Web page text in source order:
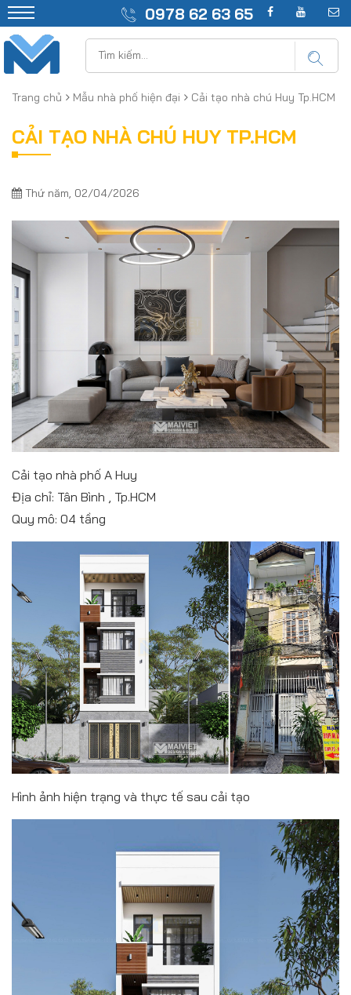
0978 62 63 65
Trang chủ Mẫu nhà phố hiện đại Cải tạo nhà chú Huy Tp.HCM
CẢI TẠO NHÀ CHÚ HUY TP.HCM
Thứ năm, 02/04/2026
Cải tạo nhà phố A Huy
Địa chỉ: Tân Bình , Tp.HCM
Quy mô: 04 tầng
Hình ảnh hiện trạng và thực tế sau cải tạo